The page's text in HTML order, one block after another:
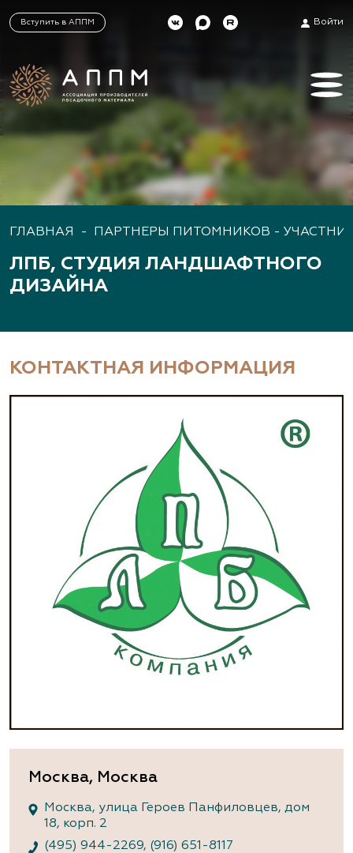
Вступить в АППМ Войти
ГЛАВНАЯ - ПАРТНЕРЫ ПИТОМНИКОВ -
ЛПБ, СТУДИЯ ЛАНДШАФТНОГО
ДИЗАЙНА
КОНТАКТНАЯ ИНФОРМАЦИЯ
Москва, Москва
Москва, улица Героев Панфиловцев, дом
18, корп. 2
(495) 944-2269, (916) 651-8117